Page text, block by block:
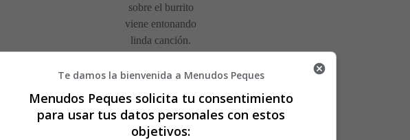
sobre el burrito
viene entonando
linda canción.
Llegado a un rancho
¡Qué pena, no hacen
más que llorar!
Te damos la bienvenida a Menudos Peques
Menudos Peques solicita tu consentimiento
para usar tus datos personales con estos
objetivos: